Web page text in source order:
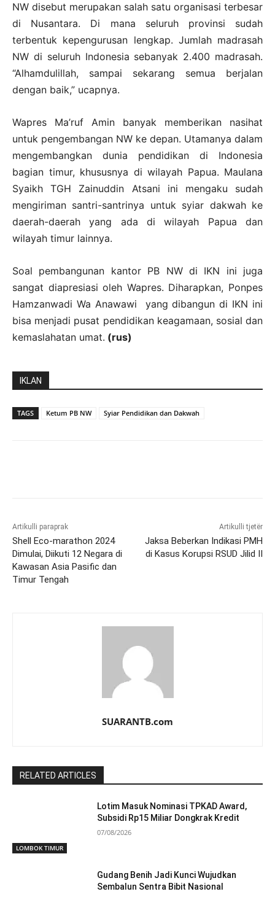
NW disebut merupakan salah satu organisasi terbesar
di Nusantara. Di mana seluruh provinsi sudah
terbentuk kepengurusan lengkap. Jumlah madrasah
NW di seluruh Indonesia sebanyak 2.400 madrasah.
“Alhamdulillah, sampai sekarang semua berjalan
dengan baik,” ucapnya.
Wapres Ma’ruf Amin banyak memberikan nasihat
untuk pengembangan NW ke depan. Utamanya dalam
mengembangkan dunia pendidikan di Indonesia
bagian timur, khususnya di wilayah Papua. Maulana
Syaikh TGH Zainuddin Atsani ini mengaku sudah
mengiriman santri-santrinya untuk syiar dakwah ke
daerah-daerah yang ada di wilayah Papua dan
wilayah timur lainnya.
Soal pembangunan kantor PB NW di IKN ini juga
sangat diapresiasi oleh Wapres. Diharapkan, Ponpes
Hamzanwadi Wa Anawawi yang dibangun di IKN ini
bisa menjadi pusat pendidikan keagamaan, sosial dan
kemaslahatan umat. (rus)
IKLAN
TAGS Ketum PB NW Syiar Pendidikan dan Dakwah
Artikulli paraprak
Shell Eco-marathon 2024
Dimulai, Diikuti 12 Negara di
Kawasan Asia Pasific dan
Timur Tengah
Artikulli tjetër
Jaksa Beberkan Indikasi PMH
di Kasus Korupsi RSUD Jilid II
SUARANTB.com
RELATED ARTICLES
LOMBOK TIMUR
Lotim Masuk Nominasi TPKAD Award,
Subsidi Rp15 Miliar Dongkrak Kredit
07/08/2026
Gudang Benih Jadi Kunci Wujudkan
Sembalun Sentra Bibit Nasional